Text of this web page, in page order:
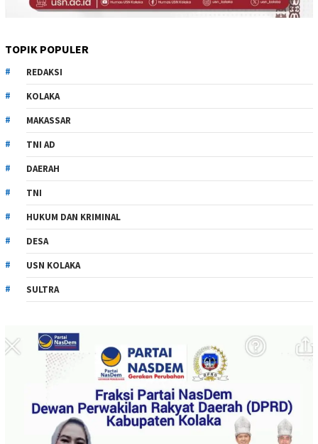
TOPIK POPULER
REDAKSI
KOLAKA
MAKASSAR
TNI AD
DAERAH
TNI
HUKUM DAN KRIMINAL
DESA
USN KOLAKA
SULTRA